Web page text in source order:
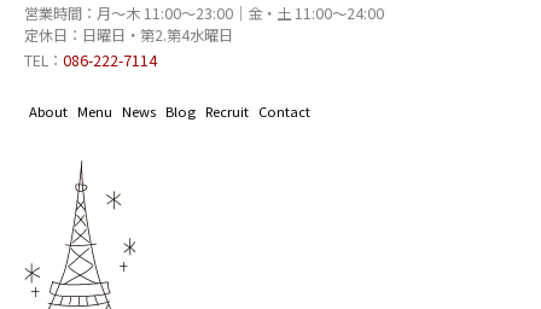
営業時間：月〜木 11:00～23:00｜金・土 11:00～24:00
定休日：日曜日・第2.第4水曜日
TEL： 086-222-7114
About Menu News Blog Recruit Contact